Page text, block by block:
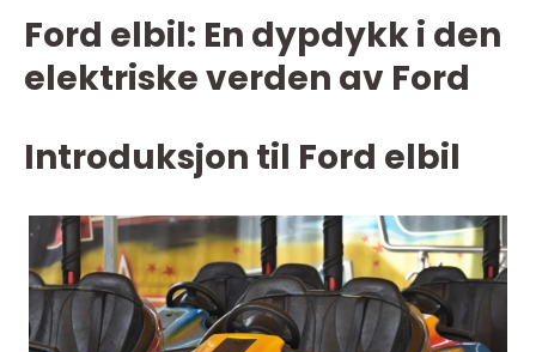
Ford elbil: En dypdykk i den
elektriske verden av Ford
Introduksjon til Ford elbil